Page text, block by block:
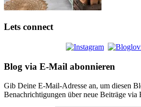
Lets connect
Blog via E-Mail abonnieren
Gib Deine E-Mail-Adresse an, um diesen
Benachrichtigungen über neue Beiträge via